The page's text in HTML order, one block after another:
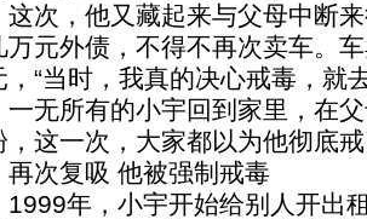
这次，他又藏起来与父母中断
万元外债，不得不再次卖车。
，“当时，我真的决心戒毒，就
一无所有的小宇回到家里，在
，这一次，大家都以为他彻底
复吸 他被强制戒毒
年，小宇开始给别人开出租